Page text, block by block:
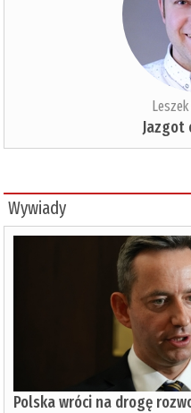
Jazgot
Wywiady
Polska wróci na drogę